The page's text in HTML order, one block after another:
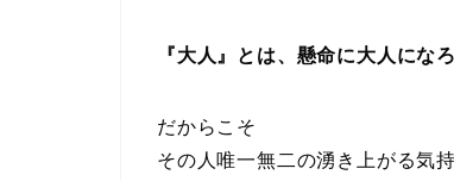
『大人』とは、懸命に大人にな
だからこそ
その人唯一無二の湧き上がる気